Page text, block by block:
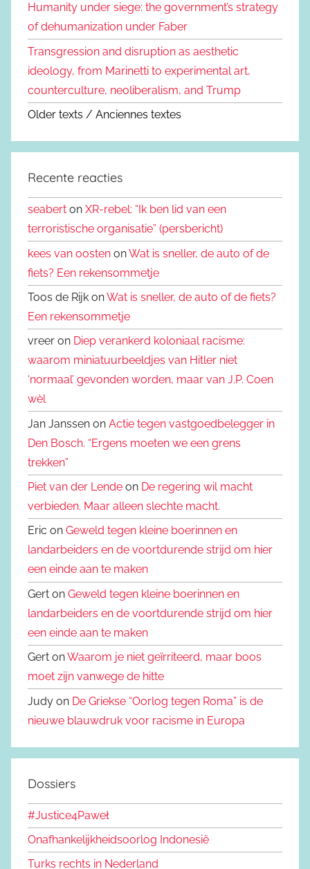
Humanity under siege: the government’s strategy
of dehumanization under Faber
Transgression and disruption as aesthetic
ideology, from Marinetti to experimental art,
counterculture, neoliberalism, and Trump
Older texts / Anciennes textes
Recente reacties
seabert on XR-rebel: “Ik ben lid van een
terroristische organisatie” (persbericht)
kees van oosten onWat is sneller, de auto of de
fiets? Een rekensommetje
Toos de Rijk onWat is sneller, de auto of de fiets?
Een rekensommetje
vreer on Diep verankerd koloniaal racisme:
waarom miniatuurbeeldjes van Hitler niet
‘normaal’ gevonden worden, maar van J.P. Coen
wèl
Jan Janssen on Actie tegen vastgoedbelegger in
Den Bosch. “Ergens moeten we een grens
trekken”
Piet van der Lende on De regering wil macht
verbieden. Maar alleen slechte macht.
Eric on Geweld tegen kleine boerinnen en
landarbeiders en de voortdurende strijd om hier
een einde aan te maken
Gert on Geweld tegen kleine boerinnen en
landarbeiders en de voortdurende strijd om hier
een einde aan te maken
Gert onWaarom je niet geïrriteerd, maar boos
moet zijn vanwege de hitte
Judy on De Griekse “Oorlog tegen Roma” is de
nieuwe blauwdruk voor racisme in Europa
Dossiers
#Justice4Paweł
Onafhankelijkheidsoorlog Indonesië
Turks rechts in Nederland